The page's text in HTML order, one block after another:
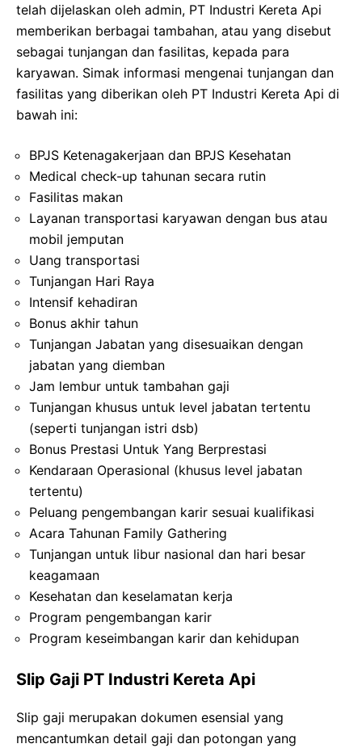
telah dijelaskan oleh admin, PT Industri Kereta Api
memberikan berbagai tambahan, atau yang disebut
sebagai tunjangan dan fasilitas, kepada para
karyawan. Simak informasi mengenai tunjangan dan
fasilitas yang diberikan oleh PT Industri Kereta Api di
bawah ini:
BPJS Ketenagakerjaan dan BPJS Kesehatan
Medical check-up tahunan secara rutin
Fasilitas makan
Layanan transportasi karyawan dengan bus atau
mobil jemputan
Uang transportasi
Tunjangan Hari Raya
Intensif kehadiran
Bonus akhir tahun
Tunjangan Jabatan yang disesuaikan dengan
jabatan yang diemban
Jam lembur untuk tambahan gaji
Tunjangan khusus untuk level jabatan tertentu
(seperti tunjangan istri dsb)
Bonus Prestasi Untuk Yang Berprestasi
Kendaraan Operasional (khusus level jabatan
tertentu)
Peluang pengembangan karir sesuai kualifikasi
Acara Tahunan Family Gathering
Tunjangan untuk libur nasional dan hari besar
keagamaan
Kesehatan dan keselamatan kerja
Program pengembangan karir
Program keseimbangan karir dan kehidupan
Slip Gaji PT Industri Kereta Api
Slip gaji merupakan dokumen esensial yang
mencantumkan detail gaji dan potongan yang